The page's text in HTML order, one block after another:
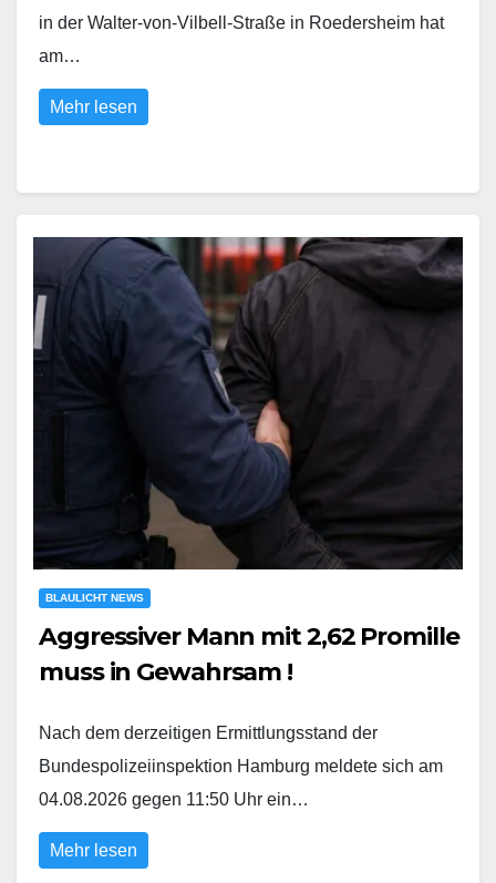
in der Walter-von-Vilbell-Straße in Roedersheim hat
am…
Mehr lesen
BLAULICHT NEWS
Aggressiver Mann mit 2,62 Promille
muss in Gewahrsam !
Nach dem derzeitigen Ermittlungsstand der
Bundespolizeiinspektion Hamburg meldete sich am
04.08.2026 gegen 11:50 Uhr ein…
Mehr lesen